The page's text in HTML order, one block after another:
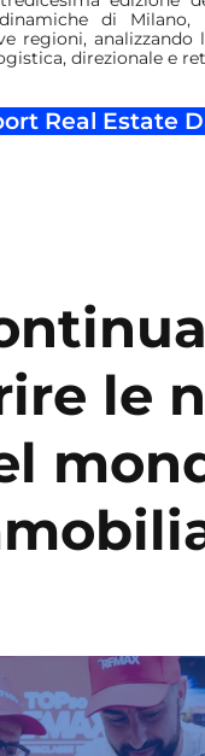
di Milano,
regioni, analizzando
direzionale e
Real Estate
le